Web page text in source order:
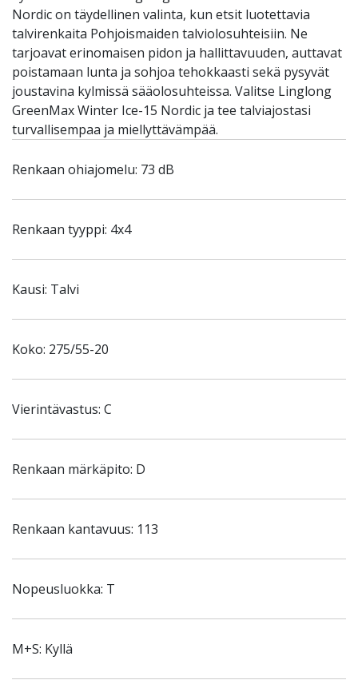
Nordic on täydellinen valinta, kun etsit luotettavia
talvirenkaita Pohjoismaiden talviolosuhteisiin. Ne
tarjoavat erinomaisen pidon ja hallittavuuden, auttavat
poistamaan lunta ja sohjoa tehokkaasti sekä pysyvät
joustavina kylmissä sääolosuhteissa. Valitse Linglong
GreenMax Winter Ice-15 Nordic ja tee talviajostasi
turvallisempaa ja miellyttävämpää.
Renkaan ohiajomelu: 73 dB
Renkaan tyyppi: 4x4
Kausi: Talvi
Koko: 275/55-20
Vierintävastus: C
Renkaan märkäpito: D
Renkaan kantavuus: 113
Nopeusluokka: T
M+S: Kyllä